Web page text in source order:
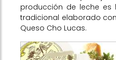
producción de leche
tradicional elaborado
Queso Cho Lucas.